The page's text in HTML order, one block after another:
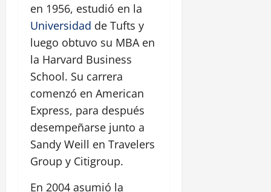
en 1956, estudió en la
Universidad de Tufts y
luego obtuvo su MBA en
la Harvard Business
School. Su carrera
comenzó en American
Express, para después
desempeñarse junto a
Sandy Weill en Travelers
Group y Citigroup.
En 2004 asumió la